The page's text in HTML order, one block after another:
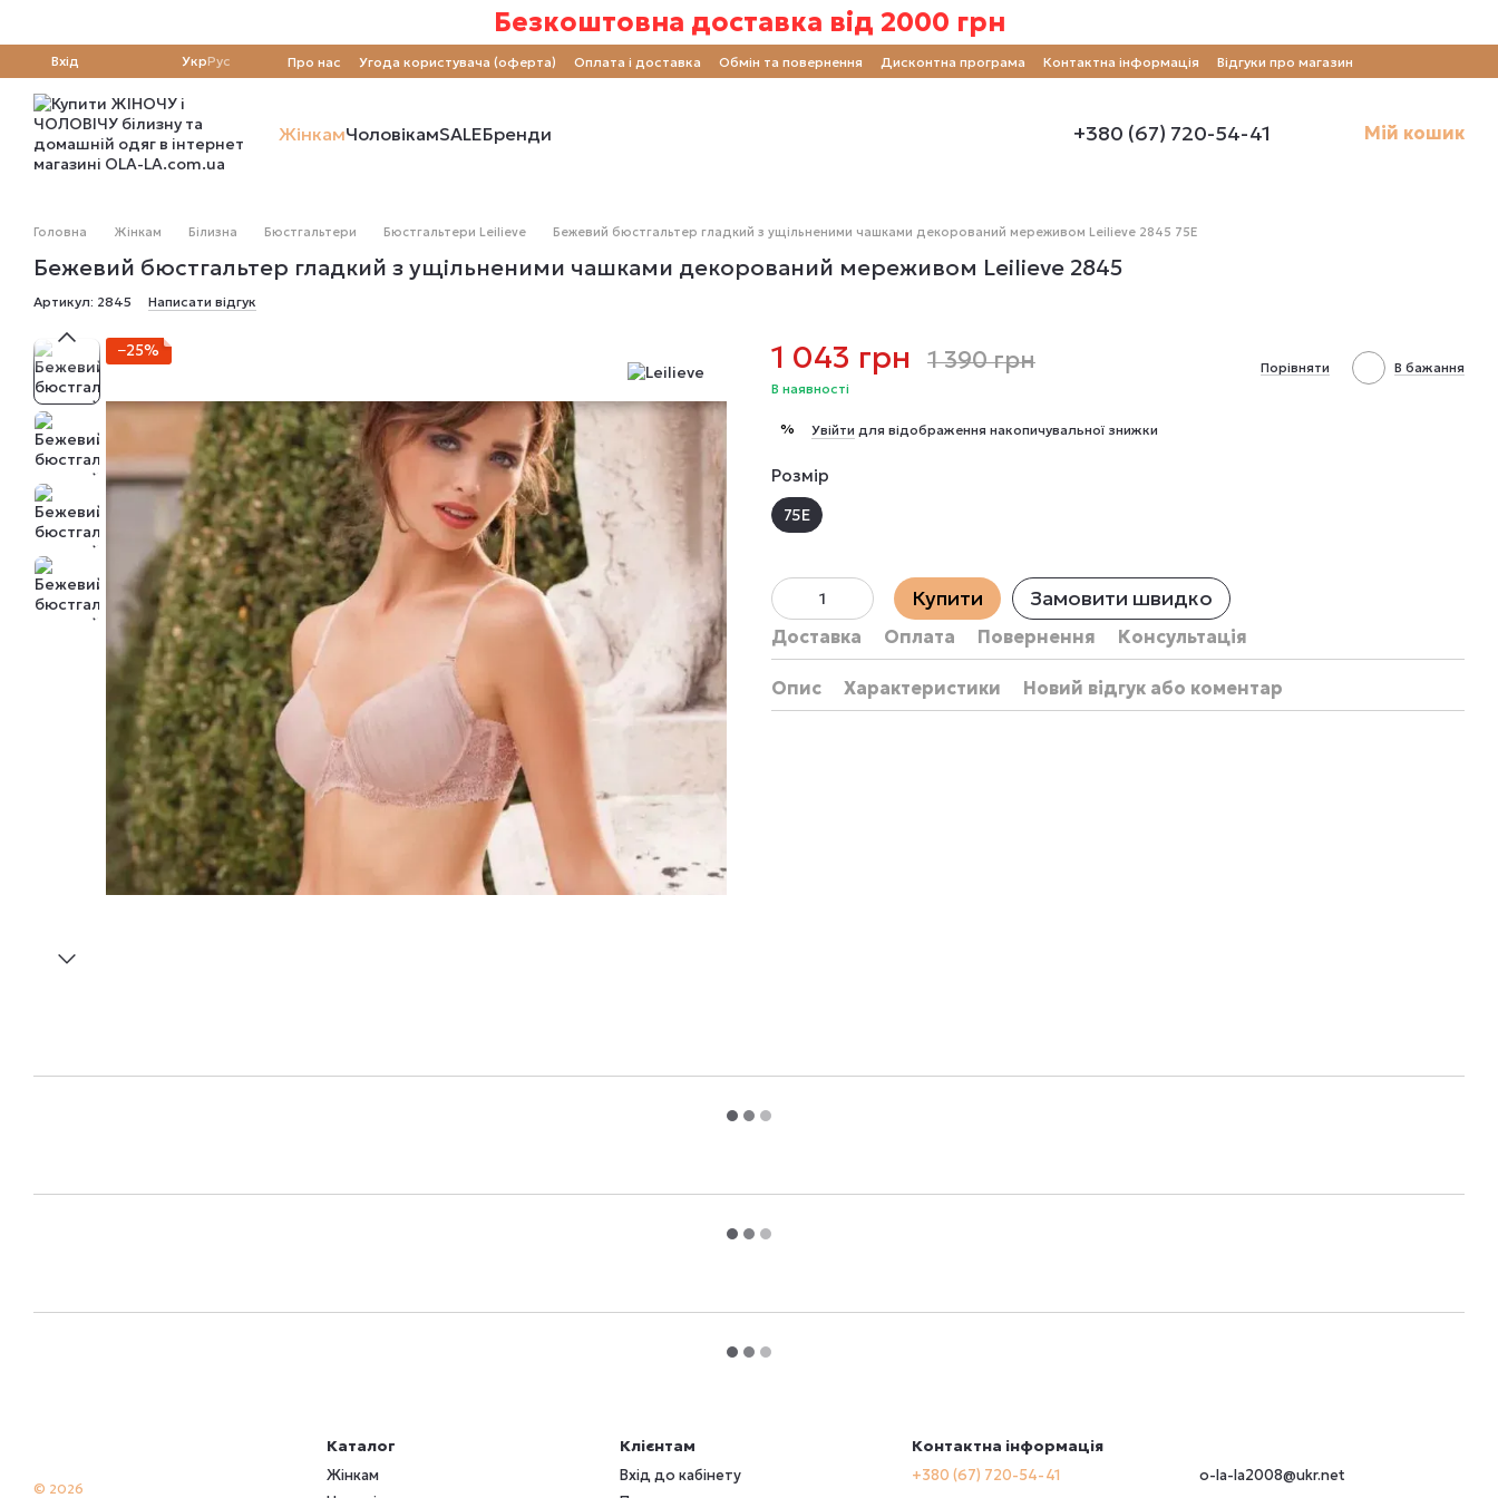
Безкоштовна доставка від 2000 грн
Вхід УкрРус Про нас Угода користувача (оферта) Оплата і доставка Обмін та повернення Дисконтна програма Контактна інформація Відгуки про магазин
ЖінкамЧоловікамSALEБренди +380 (67) 720-54-41 Мій кошик
Головна Жінкам Білизна Бюстгальтери Бюстгальтери Leilieve Бежевий бюстгальтер гладкий з ущільненими чашками декорований мереживом Leilieve 2845 75E
Бежевий бюстгальтер гладкий з ущільненими чашками декорований мереживом Leilieve 2845
Артикул: 2845 Написати відгук
−25% 1 043 грн 1 390 грн
В наявності
Порівняти В бажання
% Увійти для відображення накопичувальної знижки
Розмір
75E
Купити Замовити швидко
Доставка Оплата Повернення Консультація
Опис Характеристики Новий відгук або коментар
© 2026
Каталог
Жінкам
Клієнтам
Вхід до кабінету
Контактна інформація
+380 (67) 720-54-41
o-la-la2008@ukr.net